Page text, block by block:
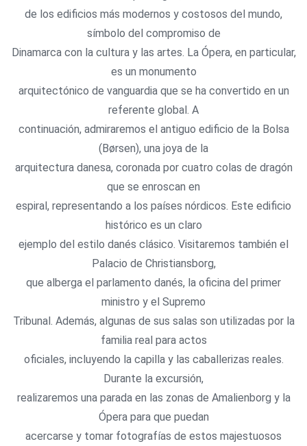
de los edificios más modernos y costosos del mundo,
símbolo del compromiso de
Dinamarca con la cultura y las artes. La Ópera, en particular,
es un monumento
arquitectónico de vanguardia que se ha convertido en un
referente global. A
continuación, admiraremos el antiguo edificio de la Bolsa
(Børsen), una joya de la
arquitectura danesa, coronada por cuatro colas de dragón
que se enroscan en
espiral, representando a los países nórdicos. Este edificio
histórico es un claro
ejemplo del estilo danés clásico. Visitaremos también el
Palacio de Christiansborg,
que alberga el parlamento danés, la oficina del primer
ministro y el Supremo
Tribunal. Además, algunas de sus salas son utilizadas por la
familia real para actos
oficiales, incluyendo la capilla y las caballerizas reales.
Durante la excursión,
realizaremos una parada en las zonas de Amalienborg y la
Ópera para que puedan
acercarse y tomar fotografías de estos majestuosos